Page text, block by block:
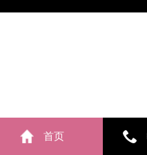
首页